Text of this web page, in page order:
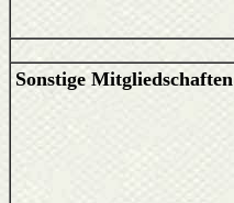
Sonstige Mitgliedschaften